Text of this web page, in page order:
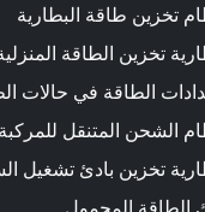
تخزين طاقة البطارية
تخزين الطاقة
الطاقة في حالات
الشحن المتنقل للمركبة
تخزين بادئ تشغيل